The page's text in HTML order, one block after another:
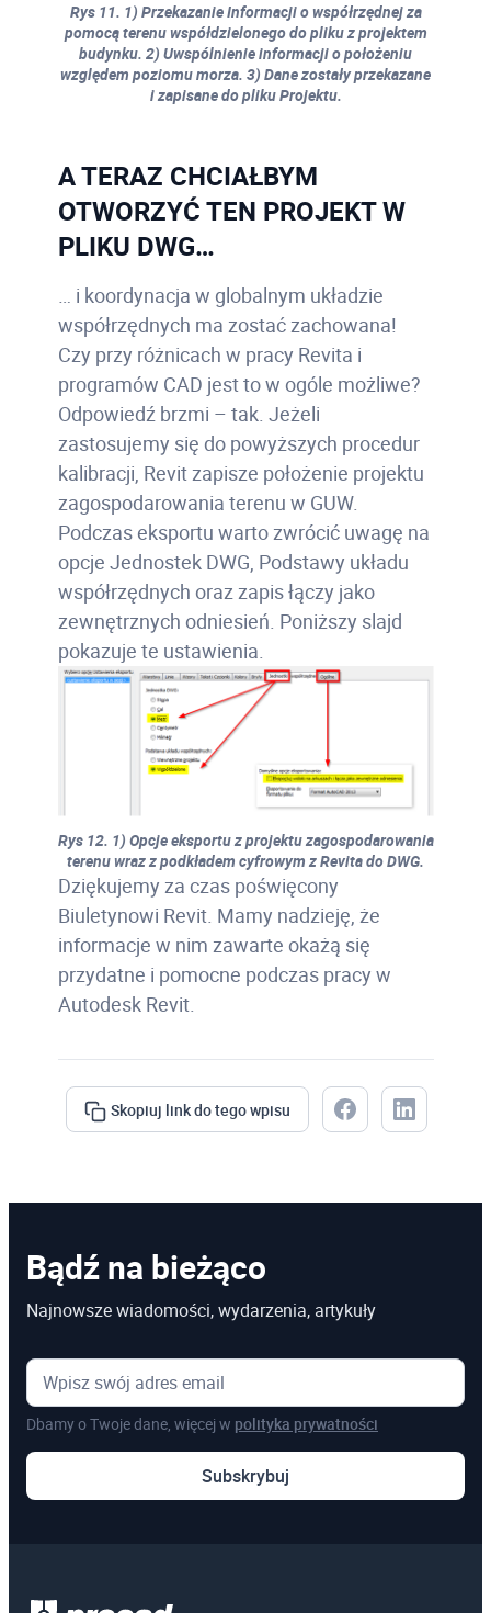
Rys 11. 1) Przekazanie Informacji o współrzędnej za
pomocą terenu współdzielonego do pliku z projektem
budynku. 2) Uwspólnienie informacji o położeniu
względem poziomu morza. 3) Dane zostały przekazane
i zapisane do pliku Projektu.
A TERAZ CHCIAŁBYM
OTWORZYĆ TEN PROJEKT W
PLIKU DWG…
… i koordynacja w globalnym układzie
współrzędnych ma zostać zachowana!
Czy przy różnicach w pracy Revita i
programów CAD jest to w ogóle możliwe?
Odpowiedź brzmi – tak. Jeżeli
zastosujemy się do powyższych procedur
kalibracji, Revit zapisze położenie projektu
zagospodarowania terenu w GUW.
Podczas eksportu warto zwrócić uwagę na
opcje Jednostek DWG, Podstawy układu
współrzędnych oraz zapis łączy jako
zewnętrznych odniesień. Poniższy slajd
pokazuje te ustawienia.
Rys 12. 1) Opcje eksportu z projektu zagospodarowania
terenu wraz z podkładem cyfrowym z Revita do DWG.
Dziękujemy za czas poświęcony
Biuletynowi Revit. Mamy nadzieję, że
informacje w nim zawarte okażą się
przydatne i pomocne podczas pracy w
Autodesk Revit.
Skopiuj link do tego wpisu
Bądź na bieżąco
Najnowsze wiadomości, wydarzenia, artykuły
Dbamy o Twoje dane, więcej w polityka prywatności
Subskrybuj